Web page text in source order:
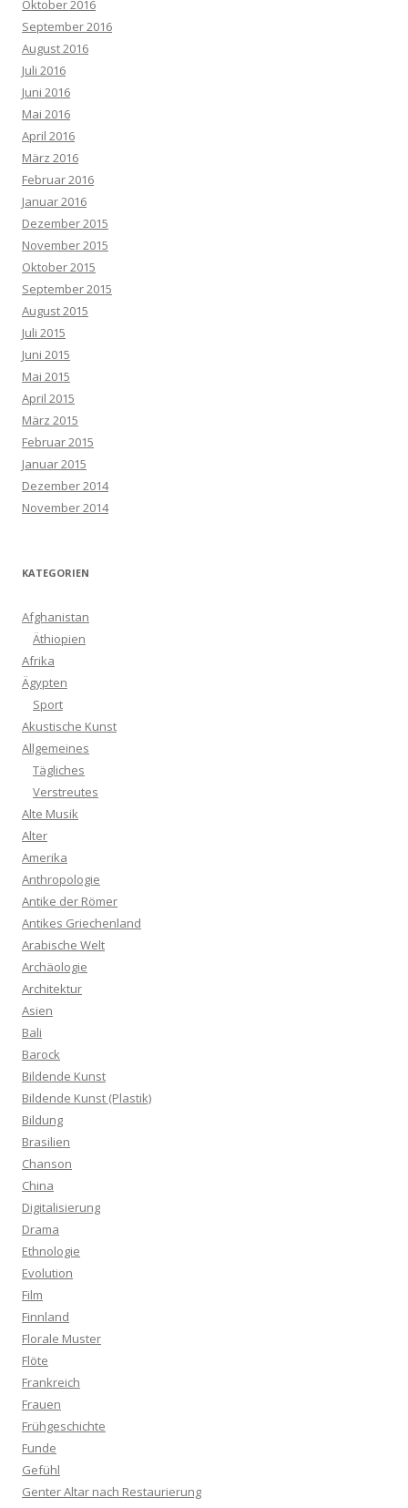
Oktober 2016
September 2016
August 2016
Juli 2016
Juni 2016
Mai 2016
April 2016
März 2016
Februar 2016
Januar 2016
Dezember 2015
November 2015
Oktober 2015
September 2015
August 2015
Juli 2015
Juni 2015
Mai 2015
April 2015
März 2015
Februar 2015
Januar 2015
Dezember 2014
November 2014
KATEGORIEN
Afghanistan
Äthiopien
Afrika
Ägypten
Sport
Akustische Kunst
Allgemeines
Tägliches
Verstreutes
Alte Musik
Alter
Amerika
Anthropologie
Antike der Römer
Antikes Griechenland
Arabische Welt
Archäologie
Architektur
Asien
Bali
Barock
Bildende Kunst
Bildende Kunst (Plastik)
Bildung
Brasilien
Chanson
China
Digitalisierung
Drama
Ethnologie
Evolution
Film
Finnland
Florale Muster
Flöte
Frankreich
Frauen
Frühgeschichte
Funde
Gefühl
Genter Altar nach Restaurierung